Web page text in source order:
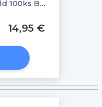
Obal Dragon Shield 100ks BRUSHED ART Sleeves - The Dragowlis
14,95 €